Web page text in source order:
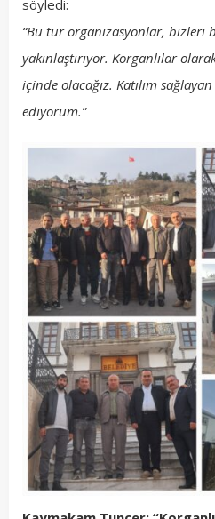
söyledi:
“Bu tür organizasyonlar, bizleri
yakınlaştırıyor. Korganlılar
içinde olacağız. Katılım
ediyorum.”